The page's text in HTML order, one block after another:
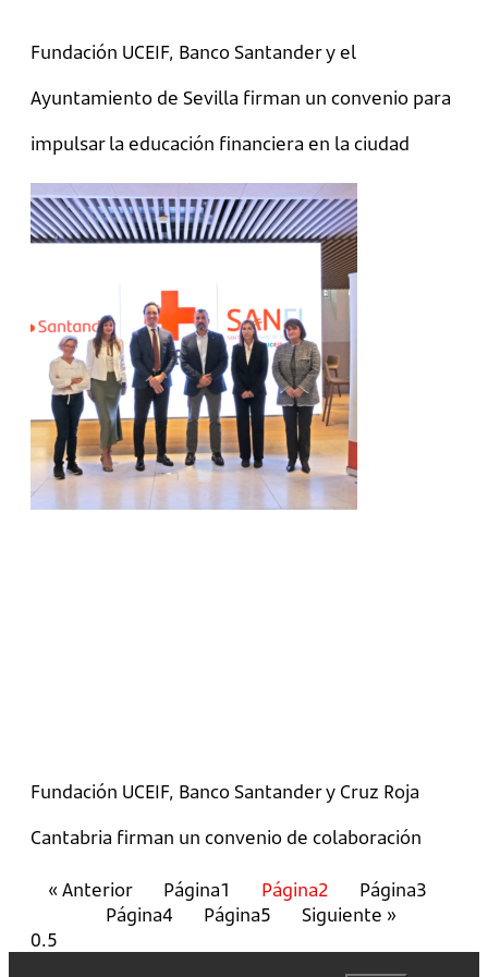
Fundación UCEIF, Banco Santander y el
Ayuntamiento de Sevilla firman un convenio para
impulsar la educación financiera en la ciudad
Fundación UCEIF, Banco Santander y Cruz Roja
Cantabria firman un convenio de colaboración
« Anterior Página1 Página2 Página3
Página4 Página5 Siguiente »